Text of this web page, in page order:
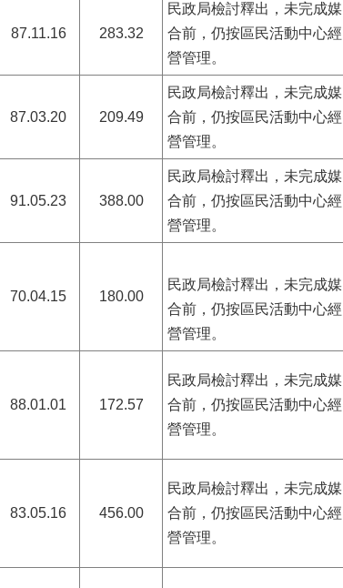
87.11.16 283.32
民政局檢討釋出，未完成媒
合前，仍按區民活動中心經
營管理。
87.03.20 209.49
民政局檢討釋出，未完成媒
合前，仍按區民活動中心經
營管理。
91.05.23 388.00
民政局檢討釋出，未完成媒
合前，仍按區民活動中心經
營管理。
70.04.15 180.00
民政局檢討釋出，未完成媒
合前，仍按區民活動中心經
營管理。
88.01.01 172.57
民政局檢討釋出，未完成媒
合前，仍按區民活動中心經
營管理。
83.05.16 456.00
民政局檢討釋出，未完成媒
合前，仍按區民活動中心經
營管理。